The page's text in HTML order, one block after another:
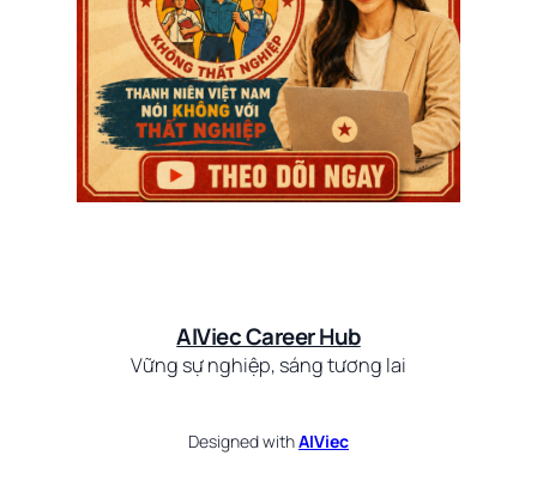
AIViec Career Hub
Vững sự nghiệp, sáng tương lai
Designed withAIViec